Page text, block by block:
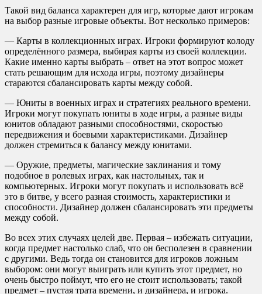
Такой вид баланса характерен для игр, которые дают игрокам
на выбор разные игровые объекты. Вот несколько примеров:
— Карты в коллекционных играх. Игроки формируют колоду
определённого размера, выбирая карты из своей коллекции.
Какие именно карты выбрать – ответ на этот вопрос может
стать решающим для исхода игры, поэтому дизайнеры
стараются сбалансировать карты между собой.
— Юниты в военных играх и стратегиях реального времени.
Игроки могут покупать юниты в ходе игры, а разные виды
юнитов обладают разными способностями, скоростью
передвижения и боевыми характеристиками. Дизайнер
должен стремиться к балансу между юнитами.
— Оружие, предметы, магические заклинания и тому
подобное в ролевых играх, как настольных, так и
компьютерных. Игроки могут покупать и использовать всё
это в битве, у всего разная стоимость, характеристики и
способности. Дизайнер должен сбалансировать эти предметы
между собой.
Во всех этих случаях целей две. Первая – избежать ситуации,
когда предмет настолько слаб, что он бесполезен в сравнении
с другими. Ведь тогда он становится для игроков ложным
выбором: они могут выиграть или купить этот предмет, но
очень быстро поймут, что его не стоит использовать; такой
предмет – пустая трата времени, и дизайнера, и игрока.